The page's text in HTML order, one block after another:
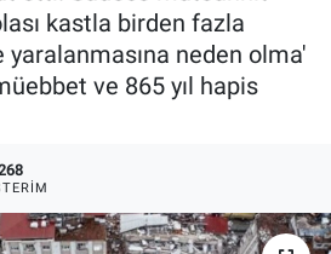
kastla birden fazla
neden olma'
ve 865 yıl hapis